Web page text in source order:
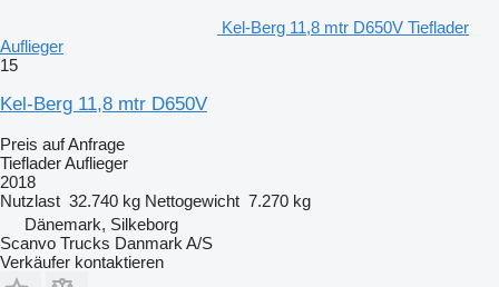
Kel-Berg 11,8 mtr D650V Tieflader
Auflieger
15
Kel-Berg 11,8 mtr D650V
Preis auf Anfrage
Tieflader Auflieger
2018
Nutzlast 32.740 kg Nettogewicht 7.270 kg
Dänemark, Silkeborg
Scanvo Trucks Danmark A/S
Verkäufer kontaktieren